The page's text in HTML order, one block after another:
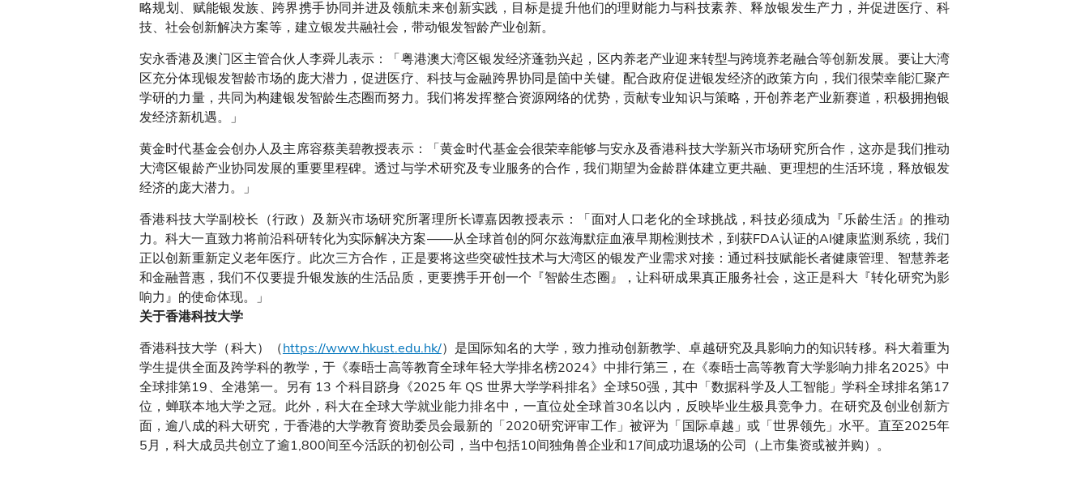
略规划、赋能银发族、跨界携手协同并进及领航未来创新实践，目标是提升他们的理财能力与科技素养、释放银发生产力，并促进医疗、科
技、社会创新解决方案等，建立银发共融社会，带动银发智龄产业创新。
安永香港及澳门区主管合伙人李舜儿表示：「粤港澳大湾区银发经济蓬勃兴起，区内养老产业迎来转型与跨境养老融合等创新发展。要让大湾
区充分体现银发智龄市场的庞大潜力，促进医疗、科技与金融跨界协同是箇中关键。配合政府促进银发经济的政策方向，我们很荣幸能汇聚产
学研的力量，共同为构建银发智龄生态圈而努力。我们将发挥整合资源网络的优势，贡献专业知识与策略，开创养老产业新赛道，积极拥抱银
发经济新机遇。」
黄金时代基金会创办人及主席容蔡美碧教授表示：「黄金时代基金会很荣幸能够与安永及香港科技大学新兴市场研究所合作，这亦是我们推动
大湾区银龄产业协同发展的重要里程碑。透过与学术研究及专业服务的合作，我们期望为金龄群体建立更共融、更理想的生活环境，释放银发
经济的庞大潜力。」
香港科技大学副校长（行政）及新兴市场研究所署理所长谭嘉因教授表示：「面对人口老化的全球挑战，科技必须成为『乐龄生活』的推动
力。科大一直致力将前沿科研转化为实际解决方案——从全球首创的阿尔兹海默症血液早期检测技术，到获FDA认证的AI健康监测系统，我们
正以创新重新定义老年医疗。此次三方合作，正是要将这些突破性技术与大湾区的银发产业需求对接：通过科技赋能长者健康管理、智慧养老
和金融普惠，我们不仅要提升银发族的生活品质，更要携手开创一个『智龄生态圈』，让科研成果真正服务社会，这正是科大『转化研究为影
响力』的使命体现。」
关于香港科技大学
香港科技大学（科大）（https://www.hkust.edu.hk/）是国际知名的大学，致力推动创新教学、卓越研究及具影响力的知识转移。科大着重为
学生提供全面及跨学科的教学，于《泰晤士高等教育全球年轻大学排名榜2024》中排行第三，在《泰晤士高等教育大学影响力排名2025》中
全球排第19、全港第一。另有 13 个科目跻身《2025 年 QS 世界大学学科排名》全球50强，其中「数据科学及人工智能」学科全球排名第17
位，蝉联本地大学之冠。此外，科大在全球大学就业能力排名中，一直位处全球首30名以内，反映毕业生极具竞争力。在研究及创业创新方
面，逾八成的科大研究，于香港的大学教育资助委员会最新的「2020研究评审工作」被评为「国际卓越」或「世界领先」水平。直至2025年
5月，科大成员共创立了逾1,800间至今活跃的初创公司，当中包括10间独角兽企业和17间成功退场的公司（上市集资或被并购）。